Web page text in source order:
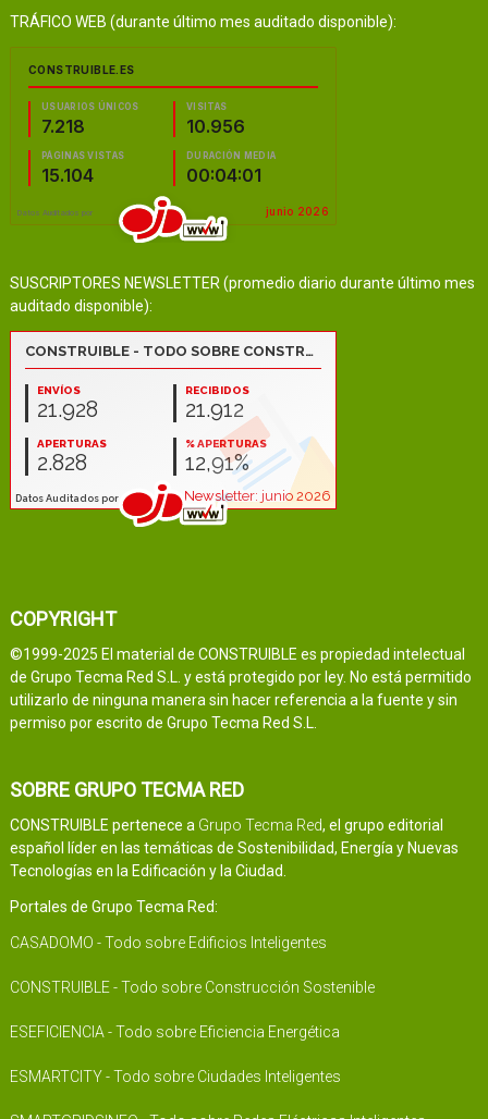
TRÁFICO WEB (durante último mes auditado disponible):
SUSCRIPTORES NEWSLETTER (promedio diario durante último mes
auditado disponible):
COPYRIGHT
©1999-2025 El material de CONSTRUIBLE es propiedad intelectual
de Grupo Tecma Red S.L. y está protegido por ley. No está permitido
utilizarlo de ninguna manera sin hacer referencia a la fuente y sin
permiso por escrito de Grupo Tecma Red S.L.
SOBRE GRUPO TECMA RED
CONSTRUIBLE pertenece a Grupo Tecma Red, el grupo editorial
español líder en las temáticas de Sostenibilidad, Energía y Nuevas
Tecnologías en la Edificación y la Ciudad.
Portales de Grupo Tecma Red:
CASADOMO - Todo sobre Edificios Inteligentes
CONSTRUIBLE - Todo sobre Construcción Sostenible
ESEFICIENCIA - Todo sobre Eficiencia Energética
ESMARTCITY - Todo sobre Ciudades Inteligentes